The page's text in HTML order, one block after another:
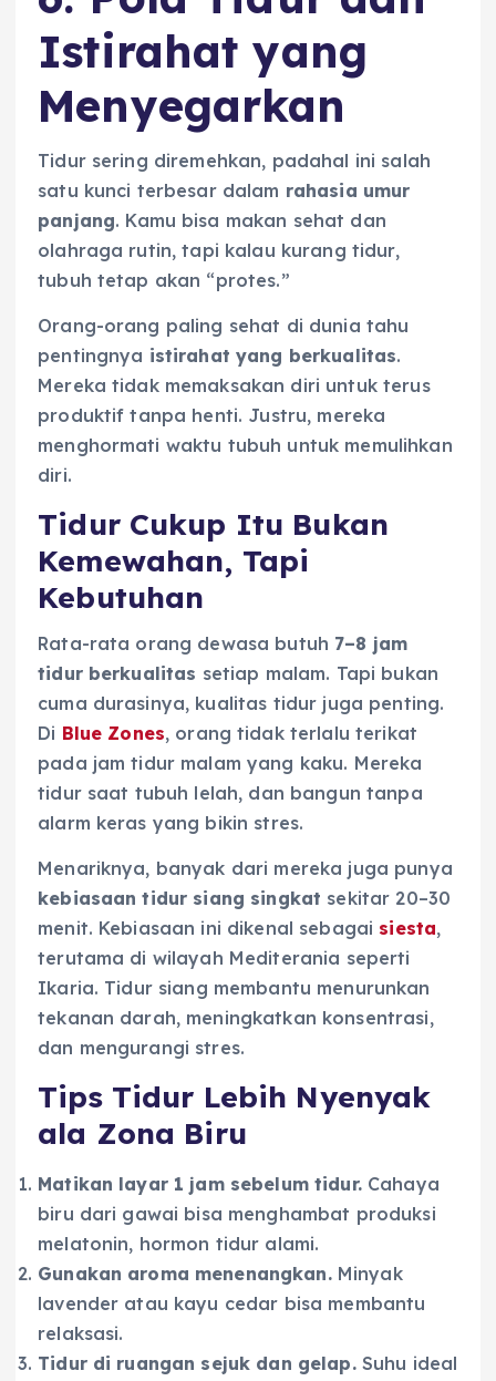
Istirahat yang
Menyegarkan
Tidur sering diremehkan, padahal ini salah
satu kunci terbesar dalam rahasia umur
panjang. Kamu bisa makan sehat dan
olahraga rutin, tapi kalau kurang tidur,
tubuh tetap akan “protes.”
Orang-orang paling sehat di dunia tahu
pentingnya istirahat yang berkualitas.
Mereka tidak memaksakan diri untuk terus
produktif tanpa henti. Justru, mereka
menghormati waktu tubuh untuk memulihkan
diri.
Tidur Cukup Itu Bukan
Kemewahan, Tapi
Kebutuhan
Rata-rata orang dewasa butuh 7–8 jam
tidur berkualitas setiap malam. Tapi bukan
cuma durasinya, kualitas tidur juga penting.
Di Blue Zones, orang tidak terlalu terikat
pada jam tidur malam yang kaku. Mereka
tidur saat tubuh lelah, dan bangun tanpa
alarm keras yang bikin stres.
Menariknya, banyak dari mereka juga punya
kebiasaan tidur siang singkat sekitar 20–30
menit. Kebiasaan ini dikenal sebagai siesta,
terutama di wilayah Mediterania seperti
Ikaria. Tidur siang membantu menurunkan
tekanan darah, meningkatkan konsentrasi,
dan mengurangi stres.
Tips Tidur Lebih Nyenyak
ala Zona Biru
Matikan layar 1 jam sebelum tidur.Cahaya
biru dari gawai bisa menghambat produksi
melatonin, hormon tidur alami.
Gunakan aroma menenangkan.Minyak
lavender atau kayu cedar bisa membantu
relaksasi.
Tidur di ruangan sejuk dan gelap.Suhu ideal